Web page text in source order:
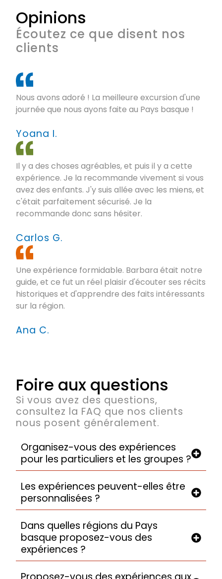
Opinions
Écoutez ce que disent nos
clients
Nous avons adoré ! La meilleure excursion d'une
journée que nous ayons faite au Pays basque !
Yoana I.
Il y a des choses agréables, et puis il y a cette
expérience. Je la recommande vivement si vous
avez des enfants. J'y suis allée avec les miens, et
c'était parfaitement sécurisé. Je la
recommande donc sans hésiter.
Carlos G.
Une expérience formidable. Barbara était notre
guide, et ce fut un réel plaisir d'écouter ses récits
historiques et d'apprendre des faits intéressants
sur la région.
Ana C.
Foire aux questions
Si vous avez des questions,
consultez la FAQ que nos clients
nous posent généralement.
Organisez-vous des expériences
pour les particuliers et les groupes ?
Les expériences peuvent-elles être
personnalisées ?
Dans quelles régions du Pays
basque proposez-vous des
expériences ?